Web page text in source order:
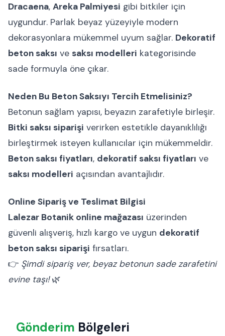
Dracaena, Areka Palmiyesi gibi bitkiler için
uygundur. Parlak beyaz yüzeyiyle modern
dekorasyonlara mükemmel uyum sağlar. Dekoratif
beton saksı ve saksı modelleri kategorisinde
sade formuyla öne çıkar.
Neden Bu Beton Saksıyı Tercih Etmelisiniz?
Betonun sağlam yapısı, beyazın zarafetiyle birleşir.
Bitki saksı siparişi verirken estetikle dayanıklılığı
birleştirmek isteyen kullanıcılar için mükemmeldir.
Beton saksı fiyatları, dekoratif saksı fiyatları ve
saksı modelleri açısından avantajlıdır.
Online Sipariş ve Teslimat Bilgisi
Lalezar Botanik online mağazası üzerinden
güvenli alışveriş, hızlı kargo ve uygun dekoratif
beton saksı siparişi fırsatları.
👉 Şimdi sipariş ver, beyaz betonun sade zarafetini
evine taşı!🌿
Gönderim Bölgeleri